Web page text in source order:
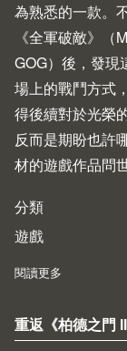
為熟悉的一款。
《全軍破敵》（
GOG）後，發現
場上的戰鬥方式
得後續對於光榮
反而是期盼也許
材的遊戲作品問世
分類
遊戲
閱讀更多
重返《柏德之門 II